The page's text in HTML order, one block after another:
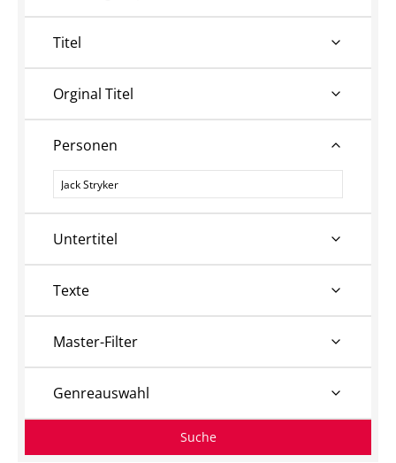
Titel
Orginal Titel
Personen
Personen
Untertitel
Texte
Master-Filter
Genreauswahl
Suche